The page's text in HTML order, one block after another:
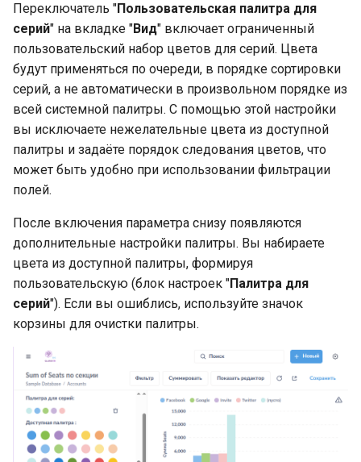
Переключатель "Пользовательская палитра для
серий" на вкладке "Вид" включает ограниченный
пользовательский набор цветов для серий. Цвета
будут применяться по очереди, в порядке сортировки
серий, а не автоматически в произвольном порядке из
всей системной палитры. С помощью этой настройки
вы исключаете нежелательные цвета из доступной
палитры и задаёте порядок следования цветов, что
может быть удобно при использовании фильтрации
полей.
После включения параметра снизу появляются
дополнительные настройки палитры. Вы набираете
цвета из доступной палитры, формируя
пользовательскую (блок настроек "Палитра для
серий"). Если вы ошиблись, используйте значок
корзины для очистки палитры.